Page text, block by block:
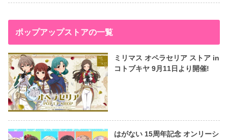
ポップアップストアの一覧
ミリマス オペラセリア ストア in
コトブキヤ 9月11日より開催!
はがない 15周年記念 オンリーシ